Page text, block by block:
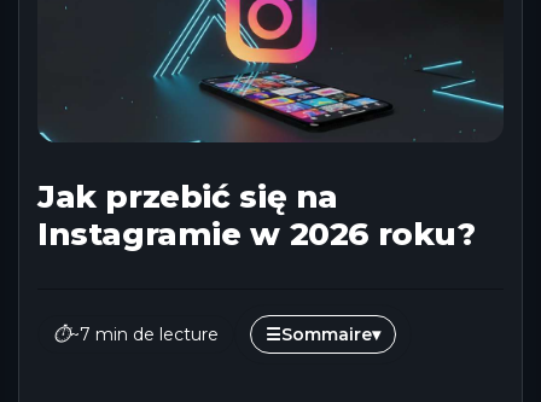
Jak przebić się na
Instagramie w 2026 roku?
⏱~7 min de lecture ☰Sommaire▾